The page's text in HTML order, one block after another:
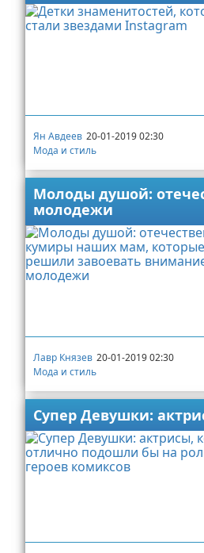
Ян Авдеев 20-01-2019 02:30
Мода и стиль
Молоды душой:
молодежи
Лавр Князев 20-01-2019 02:30
Мода и стиль
Супер Девушки: